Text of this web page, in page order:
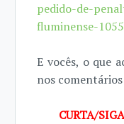
pedido-de-
fluminense-
E vocês, o que
nos comentários
CURTA/